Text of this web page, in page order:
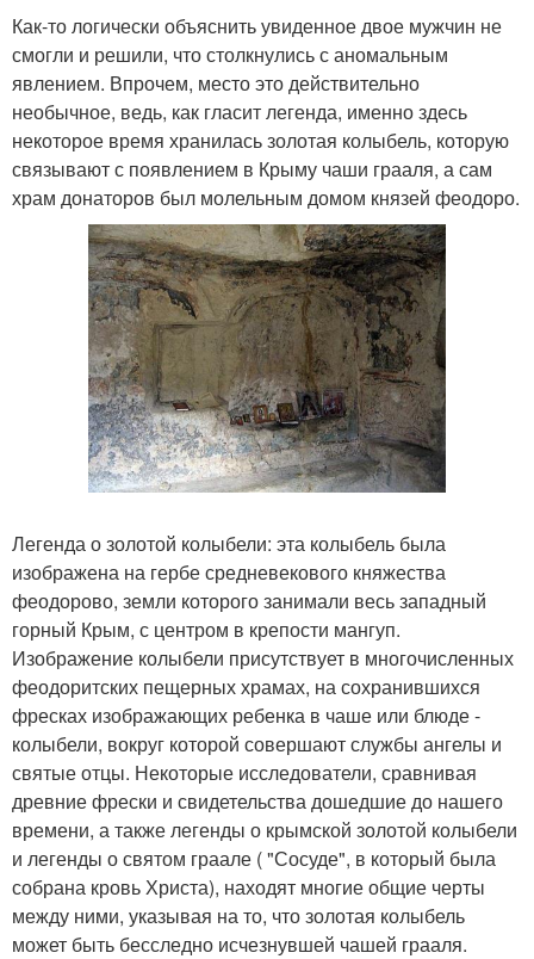
Как-то логически объяснить увиденное двое мужчин не
смогли и решили, что столкнулись с аномальным
явлением. Впрочем, место это действительно
необычное, ведь, как гласит легенда, именно здесь
некоторое время хранилась золотая колыбель, которую
связывают с появлением в Крыму чаши грааля, а сам
храм донаторов был молельным домом князей феодоро.
Легенда о золотой колыбели: эта колыбель была
изображена на гербе средневекового княжества
феодорово, земли которого занимали весь западный
горный Крым, с центром в крепости мангуп.
Изображение колыбели присутствует в многочисленных
феодоритских пещерных храмах, на сохранившихся
фресках изображающих ребенка в чаше или блюде -
колыбели, вокруг которой совершают службы ангелы и
святые отцы. Некоторые исследователи, сравнивая
древние фрески и свидетельства дошедшие до нашего
времени, а также легенды о крымской золотой колыбели
и легенды о святом граале ( "Сосуде", в который была
собрана кровь Христа), находят многие общие черты
между ними, указывая на то, что золотая колыбель
может быть бесследно исчезнувшей чашей грааля.